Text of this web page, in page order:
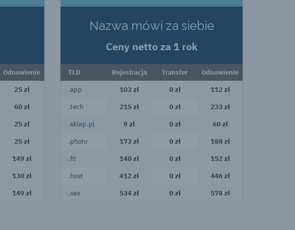
Odnowienie
25 zł
60 zł
25 zł
25 zł
149 zł
130 zł
149 zł
Nazwa mówi za siebie
Ceny netto za 1 rok
TLD Rejestracja Transfer Odnowienie
.app 103 zł 0 zł 112 zł
.tech 215 zł 0 zł 233 zł
.sklep.pl 9 zł 0 zł 60 zł
.photo 173 zł 0 zł 188 zł
.fit 140 zł 0 zł 152 zł
.host 412 zł 0 zł 446 zł
.sex 534 zł 0 zł 578 zł